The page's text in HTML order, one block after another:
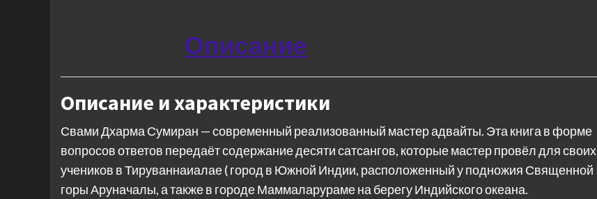
Описание
Описание и характеристики
Свами Дхарма Сумиран — современный реализованный мастер адвайты. Эта книга в форме
вопросов ответов передаёт содержание десяти сатсангов, которые мастер провёл для своих
учеников в Тируваннаиалае ( город в Южной Индии, расположенный у подножия Священной
горы Аруначалы, а также в городе Маммаларураме на берегу Индийского океана.